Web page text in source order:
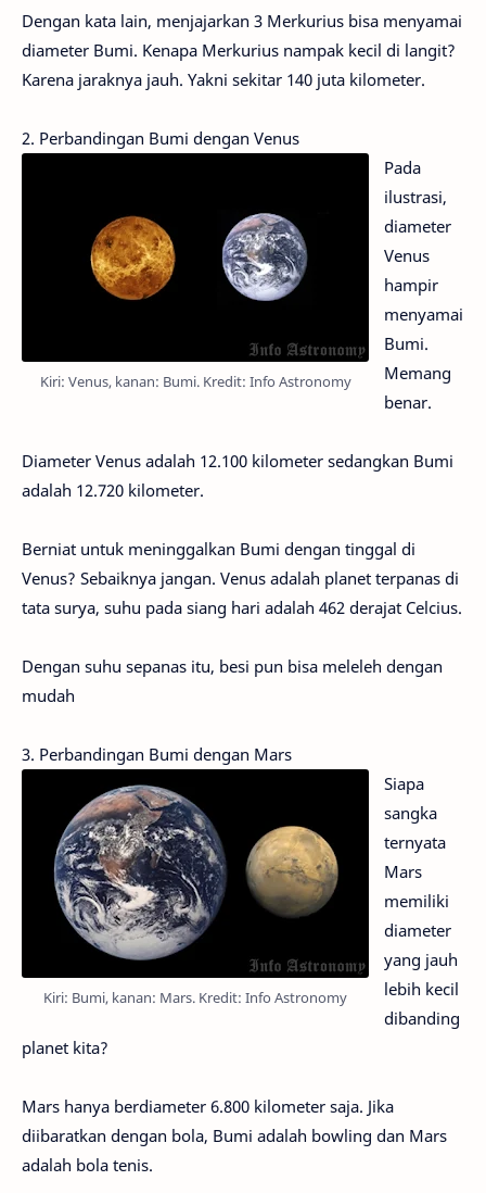
Dengan kata lain, menjajarkan 3 Merkurius bisa menyamai
diameter Bumi. Kenapa Merkurius nampak kecil di langit?
Karena jaraknya jauh. Yakni sekitar 140 juta kilometer.
2. Perbandingan Bumi dengan Venus
Kiri: Venus, kanan: Bumi. Kredit: Info Astronomy
Pada
ilustrasi,
diameter
Venus
hampir
menyamai
Bumi.
Memang
benar.
Diameter Venus adalah 12.100 kilometer sedangkan Bumi
adalah 12.720 kilometer.
Berniat untuk meninggalkan Bumi dengan tinggal di
Venus? Sebaiknya jangan. Venus adalah planet terpanas di
tata surya, suhu pada siang hari adalah 462 derajat Celcius.
Dengan suhu sepanas itu, besi pun bisa meleleh dengan
mudah
3. Perbandingan Bumi dengan Mars
Kiri: Bumi, kanan: Mars. Kredit: Info Astronomy
Siapa
sangka
ternyata
Mars
memiliki
diameter
yang jauh
lebih kecil
dibanding
planet kita?
Mars hanya berdiameter 6.800 kilometer saja. Jika
diibaratkan dengan bola, Bumi adalah bowling dan Mars
adalah bola tenis.